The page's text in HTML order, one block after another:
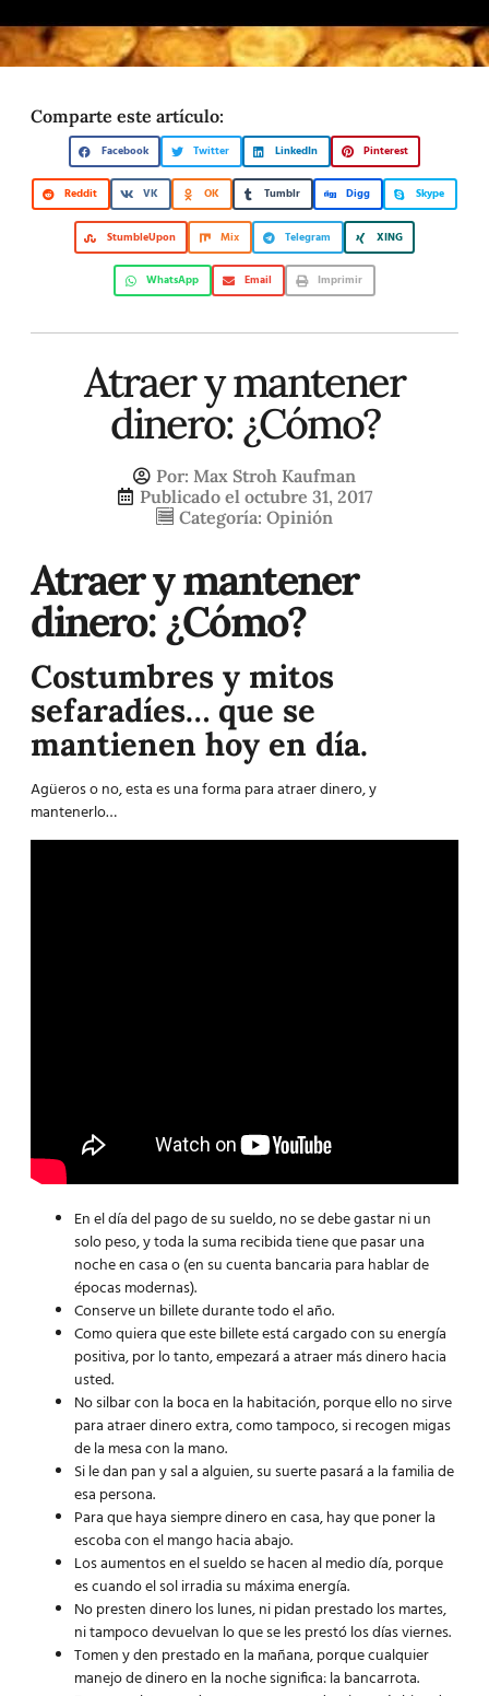
Comparte este artículo:
Facebook Twitter LinkedIn Pinterest
Reddit VK OK Tumblr Digg Skype
StumbleUpon Mix Telegram XING
WhatsApp Email Imprimir
Atraer y mantener
dinero: ¿Cómo?
Por: Max Stroh Kaufman
Publicado el octubre 31, 2017
Categoría: Opinión
Atraer y mantener
dinero: ¿Cómo?
Costumbres y mitos
sefaradíes… que se
mantienen hoy en día.
Agüeroso no, esta es una forma para atraer dinero, y
mantenerlo…
En el día del pago de su sueldo, no se debe gastar ni un
solo peso, y toda la suma recibida tiene que pasar una
noche en casa o (en su cuenta bancaria para hablar de
épocas modernas).
Conserve un billete durante todo el año.
Como quiera que este billete está cargado con su energía
positiva, por lo tanto, empezará a atraer más dinero hacia
usted.
No silbar con la boca en la habitación, porque ello no sirve
para atraer dinero extra, como tampoco, si recogen migas
de la mesa con la mano.
Si le dan pan y sal a alguien, su suerte pasará a la familia de
esa persona.
Para que haya siempre dinero en casa, hay que poner la
escoba con el mango hacia abajo.
Los aumentos en el sueldo se hacen al medio día, porque
es cuando el sol irradia su máxima energía.
No presten dinero los lunes, ni pidan prestado los martes,
ni tampoco devuelvan lo que se les prestó los días viernes.
Tomen y den prestado en la mañana, porque cualquier
manejo de dinero en la noche significa: la bancarrota.